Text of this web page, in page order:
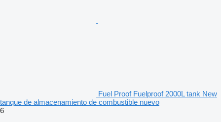
Fuel Proof Fuelproof 2000L tank New
tanque de almacenamiento de combustible nuevo
6